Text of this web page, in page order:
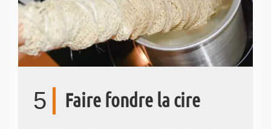
5 Faire fondre la cire